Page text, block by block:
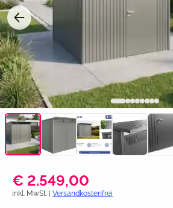
€ 2.549,00
inkl. MwSt. | Versandkostenfrei